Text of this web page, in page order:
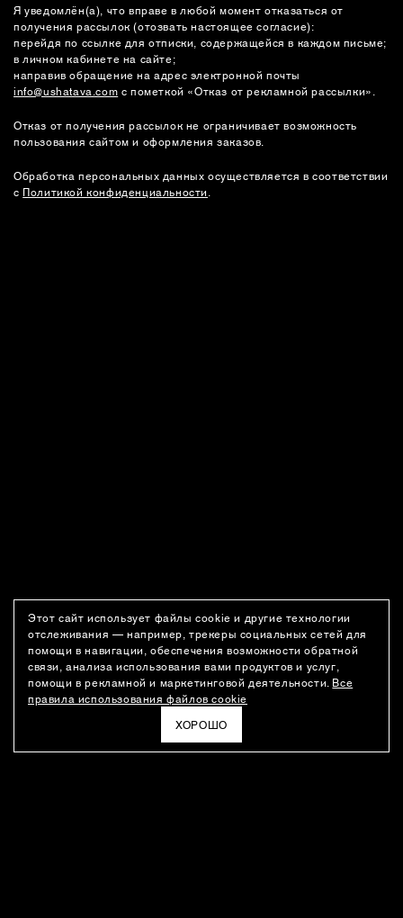
Я уведомлён(а), что вправе в любой момент отказаться от
получения рассылок (отозвать настоящее согласие):
перейдя по ссылке для отписки, содержащейся в каждом письме;
в личном кабинете на сайте;
направив обращение на адрес электронной почты
info@ushatava.com с пометкой «Отказ от рекламной рассылки».
Отказ от получения рассылок не ограничивает возможность
пользования сайтом и оформления заказов.
Обработка персональных данных осуществляется в соответствии
с Политикой конфиденциальности
Этот сайт использует файлы cookie и другие технологии
отслеживания — например, трекеры социальных сетей для
помощи в навигации, обеспечения возможности обратной
связи, анализа использования вами продуктов и услуг,
помощи в рекламной и маркетинговой деятельности. Все
правила использования файлов cookie
ХОРОШО